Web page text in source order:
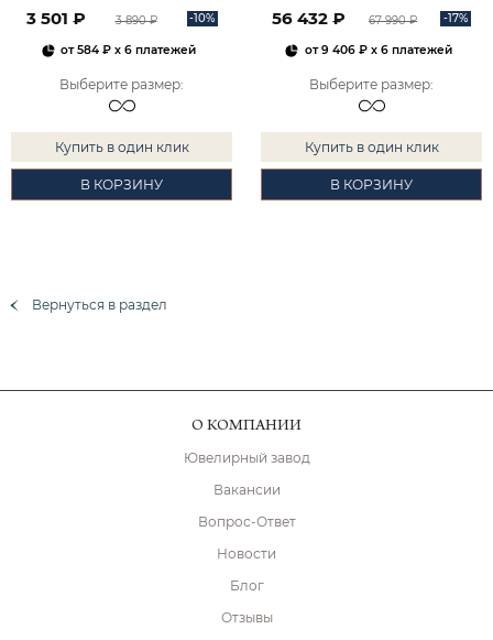
3 501 ₽ 3 890 ₽ -10%
от584 ₽ x 6 платежей
Выберите размер:
Купить в один клик
В КОРЗИНУ
56 432 ₽ 67 990 ₽ -17%
от9 406 ₽x 6 платежей
Выберите размер:
Купить в один клик
В КОРЗИНУ
Вернуться в раздел
О КОМПАНИИ
Ювелирный завод
Вакансии
Вопрос-Ответ
Новости
Блог
Отзывы